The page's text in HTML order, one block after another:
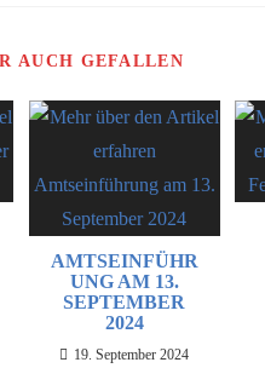
AUCH GEFALLEN
AMTSEINFÜHR
UNG AM 13.
SEPTEMBER
2024
19. September 2024